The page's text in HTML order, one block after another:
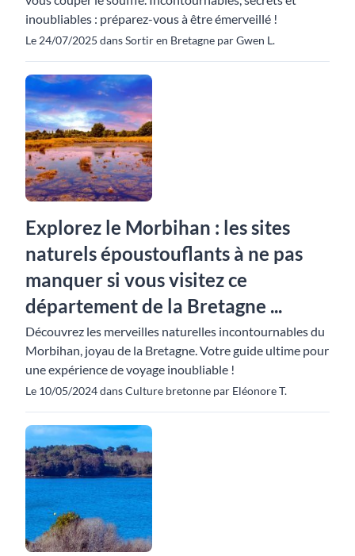
inoubliables : préparez-vous à être émerveillé !
Le 24/07/2025 dans Sortir en Bretagne par Gwen L.
Explorez le Morbihan : les sites
naturels époustouflants à ne pas
manquer si vous visitez ce
département de la Bretagne ...
Découvrez les merveilles naturelles incontournables du
Morbihan, joyau de la Bretagne. Votre guide ultime pour
une expérience de voyage inoubliable !
Le 10/05/2024 dans Culture bretonne par Eléonore T.